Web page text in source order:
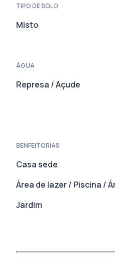
TIPO DE SOLO
Misto
ÁGUA
Represa / Açude
BENFEITORIAS
Casa sede
Área de lazer / Piscina /
Jardim